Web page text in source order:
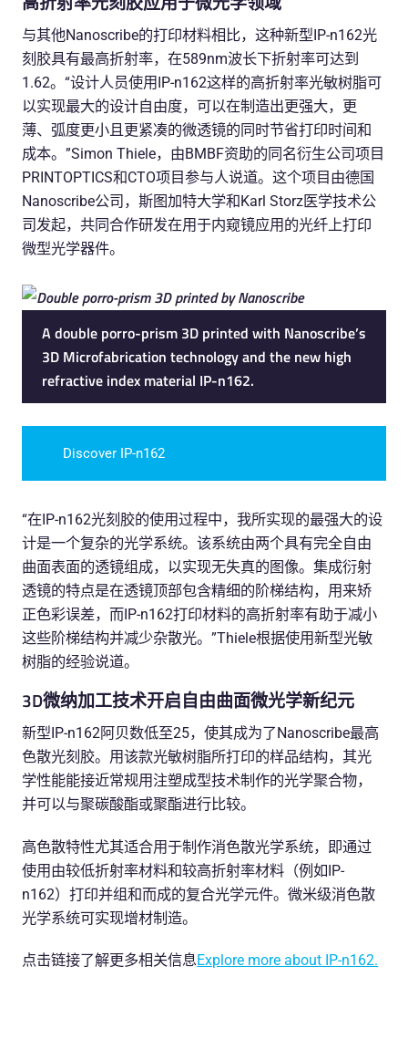
与其他Nanoscribe的打印材料相比，这种新型IP-n162光
刻胶具有最高折射率，在589nm波长下折射率可达到
1.62。“设计人员使用IP-n162这样的高折射率光敏树脂可
以实现最大的设计自由度，可以在制造出更强大，更
薄、弧度更小且更紧凑的微透镜的同时节省打印时间和
成本。”Simon Thiele，由BMBF资助的同名衍生公司项目
PRINTOPTICS和CTO项目参与人说道。这个项目由德国
Nanoscribe公司，斯图加特大学和Karl Storz医学技术公
司发起，共同合作研发在用于内窥镜应用的光纤上打印
微型光学器件。
A double porro-prism 3D printed with Nanoscribe’s
3D Microfabrication technology and the new high
refractive index material IP-n162.
Discover IP-n162
“在IP-n162光刻胶的使用过程中，我所实现的最强大的设
计是一个复杂的光学系统。该系统由两个具有完全自由
曲面表面的透镜组成，以实现无失真的图像。集成衍射
透镜的特点是在透镜顶部包含精细的阶梯结构，用来矫
正色彩误差，而IP-n162打印材料的高折射率有助于减小
这些阶梯结构并减少杂散光。”Thiele根据使用新型光敏
树脂的经验说道。
3D微纳加工技术开启自由曲面微光学新纪元
新型IP-n162阿贝数低至25，使其成为了Nanoscribe最高
色散光刻胶。用该款光敏树脂所打印的样品结构，其光
学性能能接近常规用注塑成型技术制作的光学聚合物，
并可以与聚碳酸酯或聚酯进行比较。
高色散特性尤其适合用于制作消色散光学系统，即通过
使用由较低折射率材料和较高折射率材料（例如IP-
n162）打印并组和而成的复合光学元件。微米级消色散
光学系统可实现增材制造。
点击链接了解更多相关信息Explore more about IP-n162.